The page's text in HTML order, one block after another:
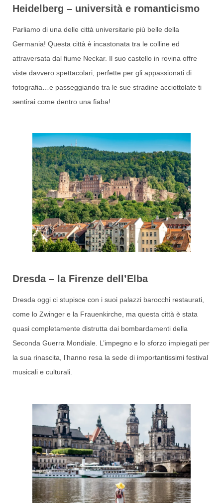
Heidelberg – università e romanticismo
Parliamo di una delle città universitarie più belle della
Germania! Questa città è incastonata tra le colline ed
attraversata dal fiume Neckar. Il suo castello in rovina offre
viste davvero spettacolari, perfette per gli appassionati di
fotografia…e passeggiando tra le sue stradine acciottolate ti
sentirai come dentro una fiaba!
Dresda – la Firenze dell’Elba
Dresda oggi ci stupisce con i suoi palazzi barocchi restaurati,
come lo Zwinger e la Frauenkirche, ma questa città è stata
quasi completamente distrutta dai bombardamenti della
Seconda Guerra Mondiale. L’impegno e lo sforzo impiegati per
la sua rinascita, l’hanno resa la sede di importantissimi festival
musicali e culturali.